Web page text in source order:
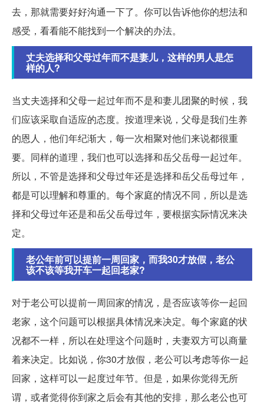
去，那就需要好好沟通一下了。你可以告诉他你的想法和
感受，看看能不能找到一个解决的办法。
丈夫选择和父母过年而不是妻儿，这样的男人是怎
样的人?
当丈夫选择和父母一起过年而不是和妻儿团聚的时候，我
们应该采取自适应的态度。按道理来说，父母是我们生养
的恩人，他们年纪渐大，每一次相聚对他们来说都很重
要。同样的道理，我们也可以选择和岳父岳母一起过年。
所以，不管是选择和父母过年还是选择和岳父岳母过年，
都是可以理解和尊重的。每个家庭的情况不同，所以是选
择和父母过年还是和岳父岳母过年，要根据实际情况来决
定。
老公年前可以提前一周回家，而我30才放假，老公
该不该等我开车一起回老家?
对于老公可以提前一周回家的情况，是否应该等你一起回
老家，这个问题可以根据具体情况来决定。每个家庭的状
况都不一样，所以在处理这个问题时，夫妻双方可以商量
着来决定。比如说，你30才放假，老公可以考虑等你一起
回家，这样可以一起度过年节。但是，如果你觉得无所
谓，或者觉得你到家之后会有其他的安排，那么老公也可